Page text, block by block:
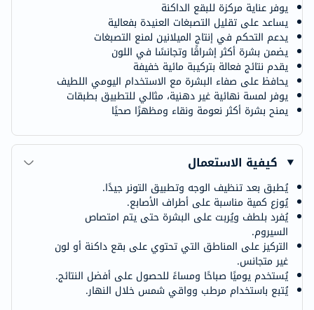
يوفر عناية مركزة للبقع الداكنة
يساعد على تقليل التصبغات العنيدة بفعالية
يدعم التحكم في إنتاج الميلانين لمنع التصبغات
يضمن بشرة أكثر إشراقًا وتجانسًا في اللون
يقدم نتائج فعالة بتركيبة مائية خفيفة
يحافظ على صفاء البشرة مع الاستخدام اليومي اللطيف
يوفر لمسة نهائية غير دهنية، مثالي للتطبيق بطبقات
يمنح بشرة أكثر نعومة ونقاء ومظهرًا صحيًا
كيفية الاستعمال
يُطبق بعد تنظيف الوجه وتطبيق التونر جيدًا.
يُوزع كمية مناسبة على أطراف الأصابع.
يُفرد بلطف ويُربت على البشرة حتى يتم امتصاص
السيروم.
التركيز على المناطق التي تحتوي على بقع داكنة أو لون
غير متجانس.
يُستخدم يوميًا صباحًا ومساءً للحصول على أفضل النتائج.
يُتبع باستخدام مرطب وواقي شمس خلال النهار.